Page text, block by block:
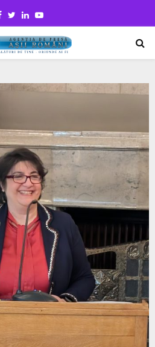
Facebook
TwitterLinkedinYoutube